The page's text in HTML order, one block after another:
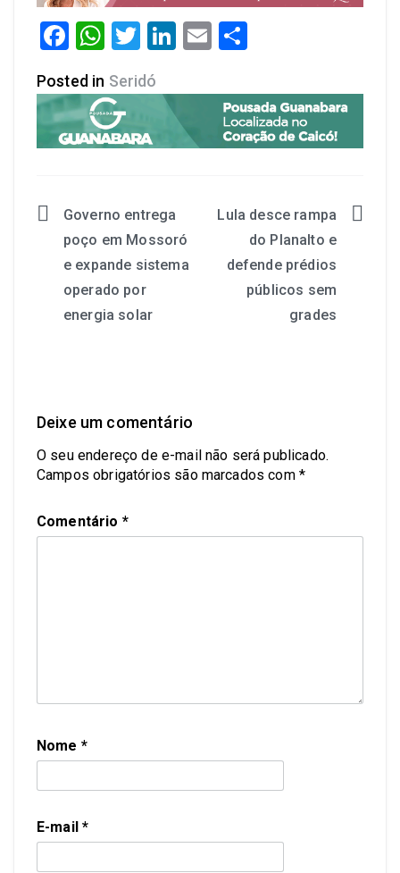
Facebook
WhatsApp
Twitter
LinkedIn
Email
Posted in Seridó
Governo entrega
poço em Mossoró
e expande sistema
operado por
energia solar
Lula desce rampa
do Planalto e
defende prédios
públicos sem
grades
Deixe um comentário
O seu endereço de e-mail não será publicado.
Campos obrigatórios são marcados com *
Comentário *
Nome *
E-mail*